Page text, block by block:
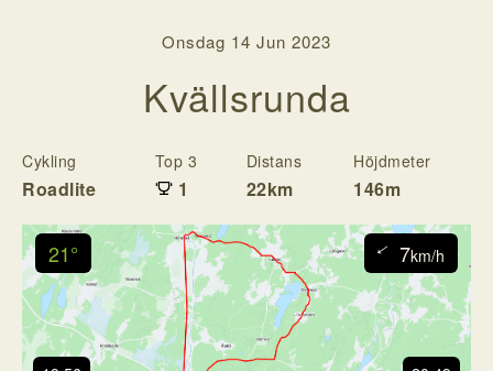
Onsdag 14 Jun 2023
Kvällsrunda
Cykling
Roadlite
Top 3
1
Distans
22km
Höjdmeter
146m
21° 7km/h
↓